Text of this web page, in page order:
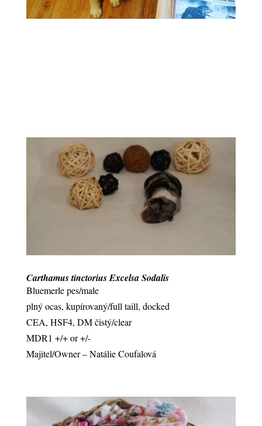
Carthamus tinctorius Excelsa Sodalis
Bluemerle pes/male
plný ocas, kupírovaný/full taill, docked
CEA, HSF4, DM čistý/clear
MDR1 +/+ or +/-
Majitel/Owner – Natálie Coufalová